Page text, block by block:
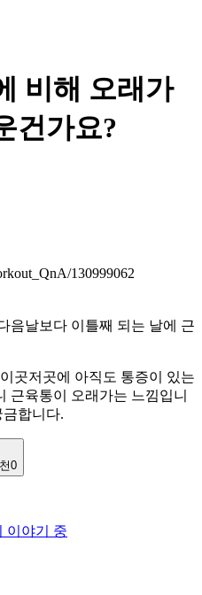
비해 오래가
건가요?
130999062
음날보다 이틀째 되는 날에 근
곳저곳에 아직도 통증이 있는
근육통이 오래가는 느낌입니
합니다.
0
이야기 중